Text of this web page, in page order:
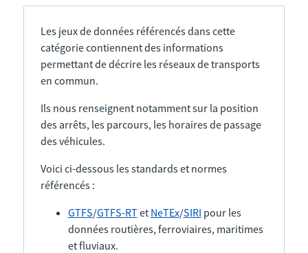
Les jeux de données référencés dans cette
catégorie contiennent des informations
permettant de décrire les réseaux de transports
en commun.
Ils nous renseignent notamment sur la position
des arrêts, les parcours, les horaires de passage
des véhicules.
Voici ci-dessous les standards et normes
référencés :
GTFS/GTFS-RTet NeTEx/SIRI pour les
données routières, ferroviaires, maritimes
et fluviaux.